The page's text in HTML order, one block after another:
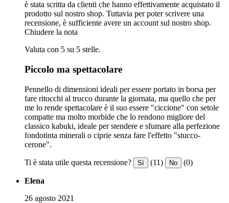
è stata scritta da clienti che hanno effettivamente acquistato il
prodotto sul nostro shop. Tuttavia per poter scrivere una
recensione, è sufficiente avere un account sul nostro shop.
Chiudere la nota
Valuta con 5 su 5 stelle.
Piccolo ma spettacolare
Pennello di dimensioni ideali per essere portato in borsa per
fare ritocchi al trucco durante la giornata, ma quello che per
me lo rende spettacolare è il suo essere "ciccione" con setole
compatte ma molto morbide che lo rendono migliore del
classico kabuki, ideale per stendere e sfumare alla perfezione
fondotinta minerali o ciprie senza fare l'effetto "stucco-
cerone".
Ti è stata utile questa recensione? Sì (11) No (0)
Elena
26 agosto 2021